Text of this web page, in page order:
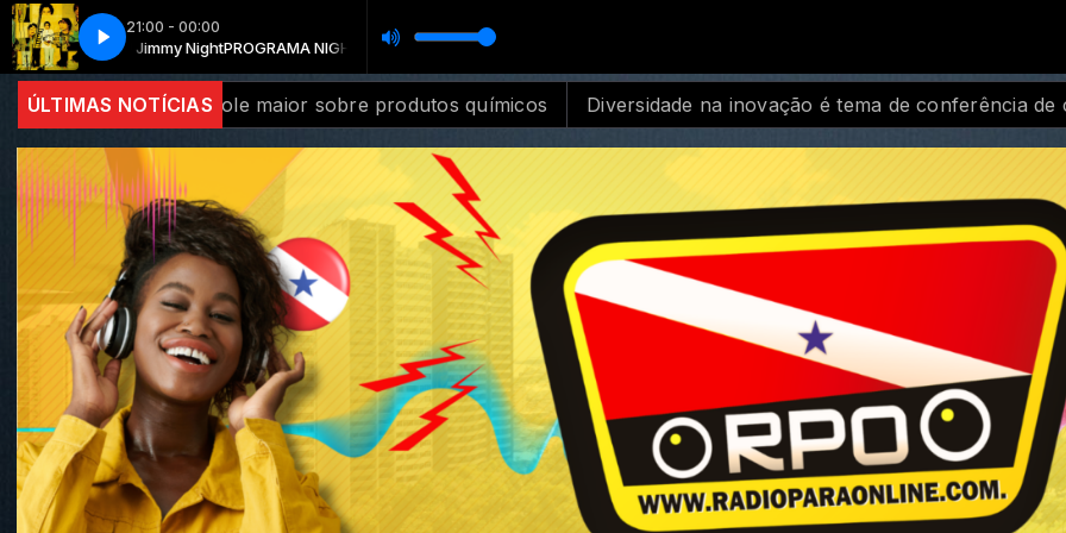
21:00 - 00:00
PROGRAMA NIGHT CLUB (AO VIVO DJ´S) com DJ Jimmy NightPROGRAMA NIGHT CLUB (AO VIVO DJ´S) com DJ Jimmy Night
RADIO PARA ONLINE RADIO PARA ONLINE
ÚLTIMAS NOTÍCIAS
químicos Diversidade na inovação é tema de conferência de ciência e tecnologia Mega Sena acumula